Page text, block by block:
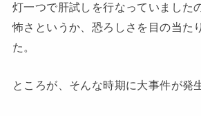
灯一つで肝試しを行なっていました
怖さというか、恐ろしさを目の当た
た。
ところが、そんな時期に大事件が発